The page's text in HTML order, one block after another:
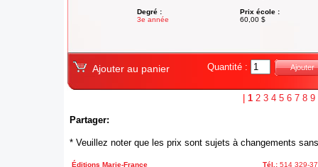
Degré :
3e année
Prix école :
60,00 $
Ajouter au panier Quantité : Ajouter
1 2 3 4 5 6 7 8 9
Partager:
* Veuillez noter que les prix sont sujets à changements
Éditions Marie-France Tél.: 514 329-